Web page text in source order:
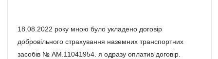
18.08.2022 року мною було укладено договір
добровільного страхування наземних транспортних
засобів № АМ.11041954. я одразу оплатив договір.